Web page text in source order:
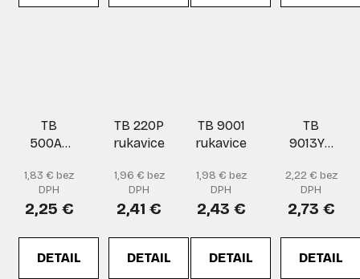
TB
500AZ
rukavice
1,83 € bez
DPH
2,25 €
DETAIL
TB 220P
rukavice
1,96 € bez
DPH
2,41 €
DETAIL
TB 9001
rukavice
1,98 € bez
DPH
2,43 €
DETAIL
TB
9013YB
2,22 € bez
DPH
2,73 €
DETAIL